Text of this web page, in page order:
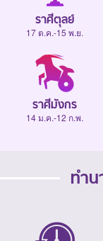
ราศีตุลย์
17 ต.ค.-15 พ.ย.
ราศีมังกร
14 ม.ค.-12 ก.พ.
ทำน